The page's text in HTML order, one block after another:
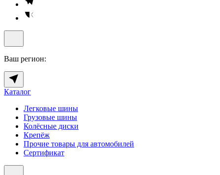
Ваш регион:
Каталог
Легковые шины
Грузовые шины
Колёсные диски
Крепёж
Прочие товары для автомобилей
Сертификат